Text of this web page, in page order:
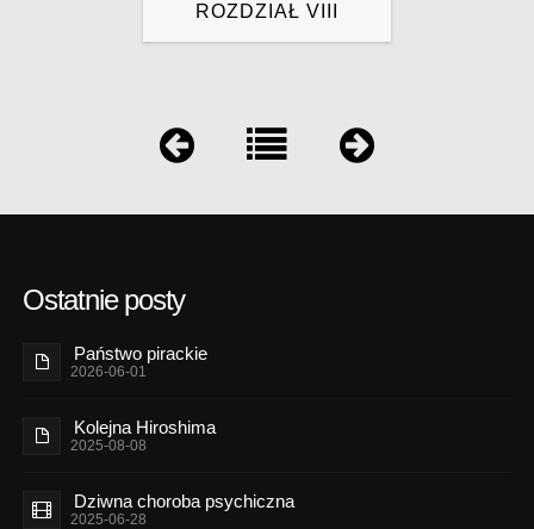
ROZDZIAŁ VIII
Ostatnie posty
Państwo pirackie
2026-06-01
Kolejna Hiroshima
2025-08-08
Dziwna choroba psychiczna
2025-06-28